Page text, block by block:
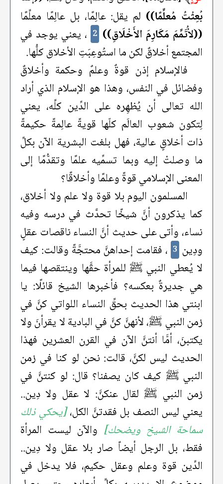
بُعِثْتُ مُعلِّمًا)) لم يقل: عالِمًا، بل عالِمًا معلِّمًا
((لأُتَمِّمَ مَكَارِمَ الأَخْلَاقِ)) 2 ، يعني يوجد في
المجتمع أخلاقٌ لكن ما استُوعِبَتِ الأخلاق كلُّها.
فالإسلام إذن قوةٌ وعلمٌ وحكمة وأخلاقٌ
وفضائل في النفس، وهذا هو الإسلام الذي أراد
الله تعالى أن يُظهِره على الدِّين كلِّه، يعني
لِتكون شعوب العالَم كلّها قويةً عالِمةً حكيمةً
ذات أخلاقٍ عالية، فهل بلغت البشرية الآن بكلِّ
ما وصلتْ إليه وبما تسمِّيه علمًا وتقدُّمًا إلى
المعنى الإسلامي قوةً وعلمًا وأخلاقًا؟
المسلمون اليوم بلا قوة ولا علم ولا أخلاق،
كما يذكرون أنَّ شيخًا تحدَّث في درسه وفيه
نساء، وأتى على حديث أنَّ النساء ناقصات عقلٍ
ودِين 3 ، فقامت إحداهنَّ محتجَّةً وقالت: كيف
لا يُعطي النبي ﷺ للمرأة حقَّها وينتقصها فيما
هي جديرةٌ بعكسه؟ فأخبرها الشيخ قائلًا: يا
ابنتي هذا الحديث بحقِّ النساء اللواتي كنَّ في
زمن النبي ﷺ، لأنهنَّ كنَّ في البادية لا يقرأنَ ولا
يكتبنَ، أمَّا أنتنَّ الآن في القرن العشرين فهذا
الحديث ليس لكنَّ، قالت: نحن لو كنا في زمن
النبي ﷺ كيف كان يصفنا؟ قال: لو كنتنَّ في
زمن النبي ﷺ لقال عنكنَّ: لا عقل ولا دِين..
يعني ليس النصف بل فقدتنَّ الكل،[يحكي ذلك
سماحة الشيخ ويضحك] والآن ليست المرأة
فقط، بل الرجل أيضاً صار بلا عقل ولا دِين..
الدِّين قوة وعلم وعقل حكيم، فلا يدخل في